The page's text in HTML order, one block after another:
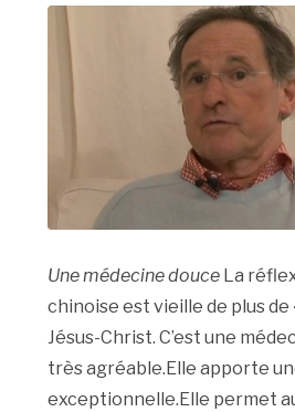
Une médecine douce La
chinoise est vieille de plus
Jésus-Christ. C’est une
très agréable.Elle apporte
exceptionnelle.Elle permet